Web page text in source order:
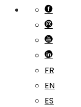
FR
EN
ES